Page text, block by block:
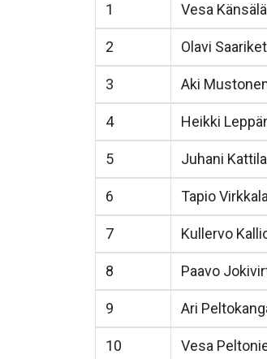
1 Vesa Känsälä
2 Olavi
3 Aki
4 Heikki
5 Juhani
6 Tapio Virkkala
7 Kullervo
8 Paavo
9 Ari
10 Vesa